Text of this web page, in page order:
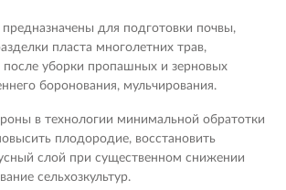
для подготовки почвы,
пласта многолетних трав,
после уборки пропашных и зерновых
боронования, мульчирования.
в технологии минимальной обратотки
плодородие, восстановить
слой при существенном снижении
сельхозкультур.